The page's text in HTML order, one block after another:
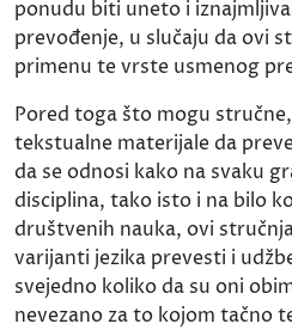
ponudu biti uneto i
prevođenje, u slučaju da ovi
primenu te vrste usmenog
Pored toga što mogu
tekstualne materijale da
da se odnosi kako na svaku
disciplina, tako isto i na bilo
društvenih nauka, ovi
varijanti jezika prevesti i
svejedno koliko da su oni
nevezano za to kojom tačno